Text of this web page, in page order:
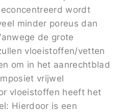
wordt
minder poreus dan
de grote
vloeistoffen/vetten
om in het aanrechtblad
vrijwel
vloeistoffen heeft het
Hierdoor is een